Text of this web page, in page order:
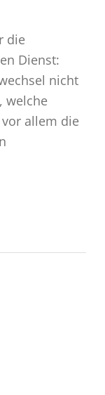
die
Dienst:
nicht
welche
allem die